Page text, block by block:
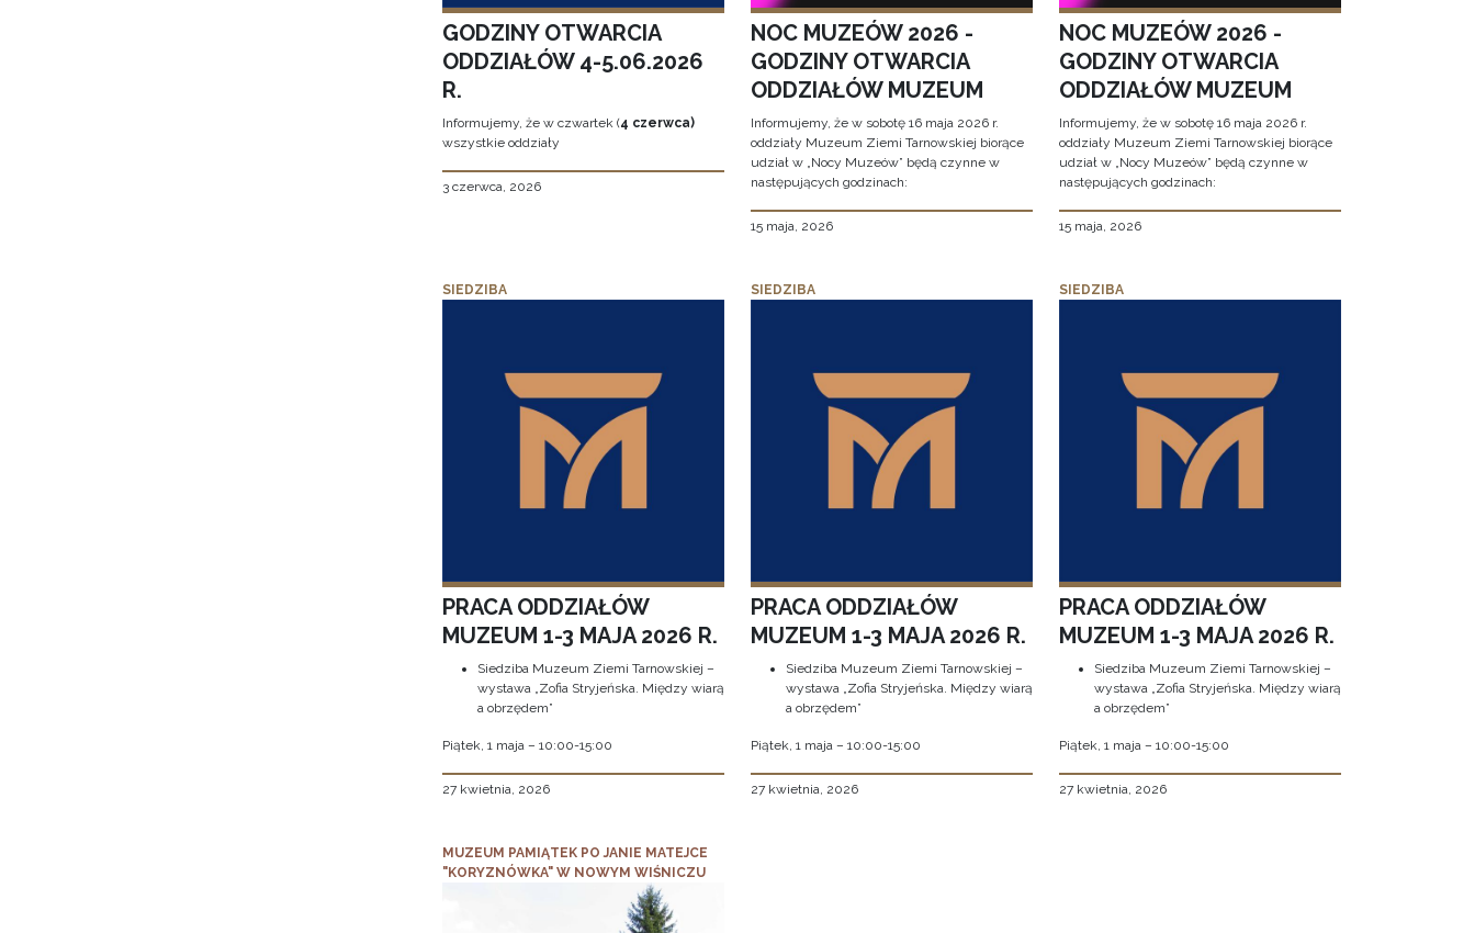
GODZINY OTWARCIA
ODDZIAŁÓW 4-5.06.2026
R.
Informujemy, że w czwartek (4 czerwca)
wszystkie oddziały
3 czerwca, 2026
NOC MUZEÓW 2026 -
GODZINY OTWARCIA
ODDZIAŁÓW MUZEUM
Informujemy, że w sobotę 16 maja 2026 r.
oddziały Muzeum Ziemi Tarnowskiej biorące
udział w „Nocy Muzeów” będą czynne w
następujących godzinach:
15 maja, 2026
NOC MUZEÓW 2026 -
GODZINY OTWARCIA
ODDZIAŁÓW MUZEUM
Informujemy, że w sobotę 16 maja 2026 r.
oddziały Muzeum Ziemi Tarnowskiej biorące
udział w „Nocy Muzeów” będą czynne w
następujących godzinach:
15 maja, 2026
SIEDZIBA
PRACA ODDZIAŁÓW
MUZEUM 1-3 MAJA 2026 R.
Siedziba Muzeum Ziemi Tarnowskiej –
wystawa „Zofia Stryjeńska. Między wiarą
a obrzędem”
Piątek, 1 maja – 10:00-15:00
27 kwietnia, 2026
SIEDZIBA
PRACA ODDZIAŁÓW
MUZEUM 1-3 MAJA 2026 R.
Siedziba Muzeum Ziemi Tarnowskiej –
wystawa „Zofia Stryjeńska. Między wiarą
a obrzędem”
Piątek, 1 maja – 10:00-15:00
27 kwietnia, 2026
SIEDZIBA
PRACA ODDZIAŁÓW
MUZEUM 1-3 MAJA 2026 R.
Siedziba Muzeum Ziemi Tarnowskiej –
wystawa „Zofia Stryjeńska. Między wiarą
a obrzędem”
Piątek, 1 maja – 10:00-15:00
27 kwietnia, 2026
MUZEUM PAMIĄTEK PO JANIE MATEJCE
"KORYZNÓWKA" W NOWYM WIŚNICZU